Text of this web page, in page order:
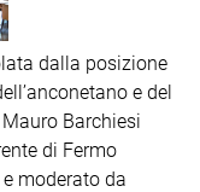
dalla posizione
e del
Barchiesi
di Fermo
e moderato da